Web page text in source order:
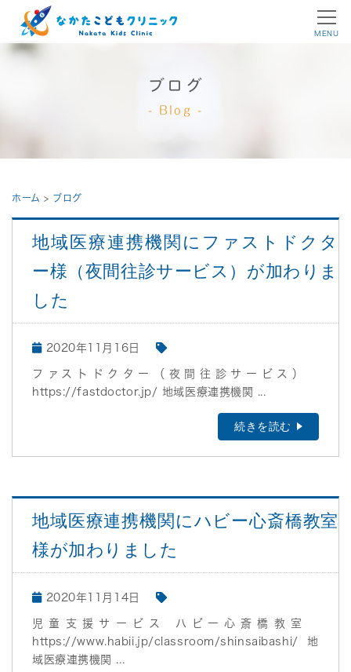
MENU
ブログ
Blog
ホーム > ブログ
地域医療連携機関にファストドクタ
ー様（夜間往診サービス）が加わりま
した
2020年11月16日
ファストドクター（夜間往診サービス）
https://fastdoctor.jp/ 地域医療連携機関 ...
続きを読む
地域医療連携機関にハビー心斎橋教室
様が加わりました
2020年11月14日
児童支援サービス ハビー心斎橋教室
https://www.habii.jp/classroom/shinsaibashi/ 地
域医療連携機関 ...